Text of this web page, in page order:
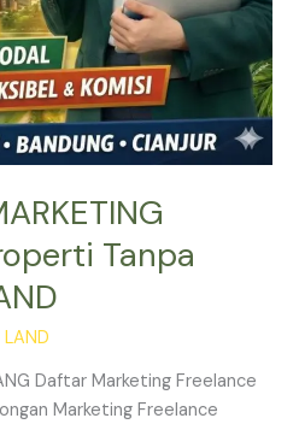
Tanpa
LAND
Daftar Marketing Freelance
Marketing Freelance